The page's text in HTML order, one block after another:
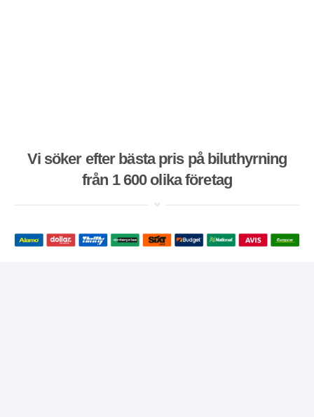
Vi söker efter bästa pris på biluthyrning
från 1 600 olika företag